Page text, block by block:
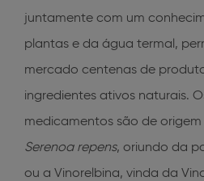
juntamente com um
plantas e da água termal,
mercado centenas de
ingredientes ativos naturais.
Serenoa repens, oriundo da
ou a Vinorelbina, vinda da